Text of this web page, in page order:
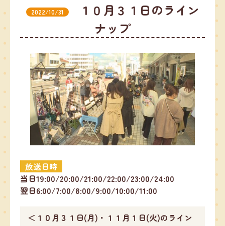
2022/10/31
１０月３１日のライン
ナップ
放送日時
当日19:00/20:00/21:00/22:00/23:00/24:00
翌日6:00/7:00/8:00/9:00/10:00/11:00
＜１０月３１日(月)・１１月１日(火)のライン